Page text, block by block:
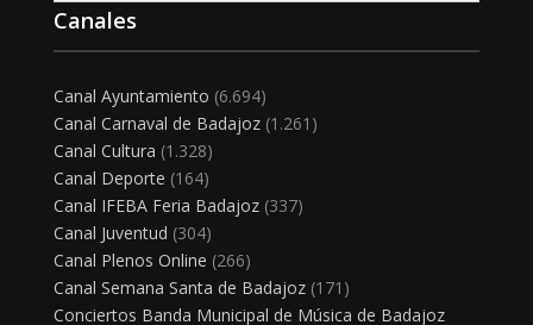
Canales
Canal Ayuntamiento (6.694)
Canal Carnaval de Badajoz(1.261)
Canal Cultura (1.328)
Canal Deporte (164)
Canal IFEBA Feria Badajoz(337)
Canal Juventud (304)
Canal Plenos Online (266)
Canal Semana Santa de Badajoz(171)
Conciertos Banda Municipal de Música de Badajoz